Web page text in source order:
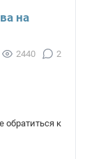
на
2440 2
обратиться к